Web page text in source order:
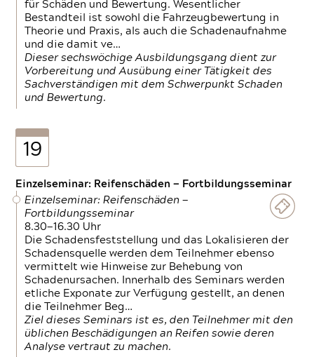
für Schäden und Bewertung. Wesentlicher
Bestandteil ist sowohl die Fahrzeugbewertung in
Theorie und Praxis, als auch die Schadenaufnahme
und die damit ve…
Dieser sechswöchige Ausbildungsgang dient zur
Vorbereitung und Ausübung einer Tätigkeit des
Sachverständigen mit dem Schwerpunkt Schaden
und Bewertung.
19
Einzelseminar: Reifenschäden — Fortbildungsseminar
Einzelseminar: Reifenschäden —
Fortbildungsseminar
8.30—16.30 Uhr
Die Schadensfeststellung und das Lokalisieren der
Schadensquelle werden dem Teilnehmer ebenso
vermittelt wie Hinweise zur Behebung von
Schadenursachen. Innerhalb des Seminars werden
etliche Exponate zur Verfügung gestellt, an denen
die Teilnehmer Beg…
Ziel dieses Seminars ist es, den Teilnehmer mit den
üblichen Beschädigungen an Reifen sowie deren
Analyse vertraut zu machen.